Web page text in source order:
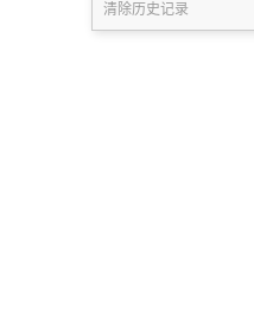
清除历史记录